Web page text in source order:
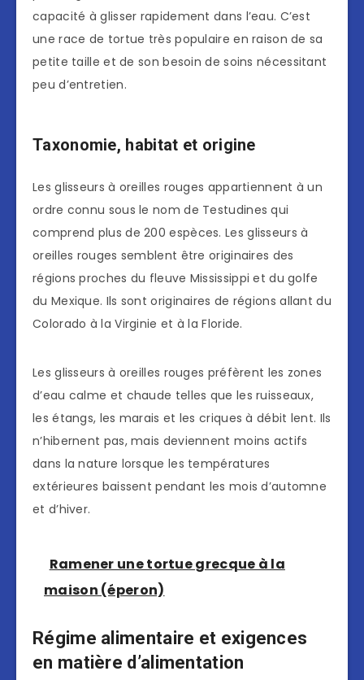
capacité à glisser rapidement dans l’eau. C’est
une race de tortue très populaire en raison de sa
petite taille et de son besoin de soins nécessitant
peu d’entretien.
Taxonomie, habitat et origine
Les glisseurs à oreilles rouges appartiennent à un
ordre connu sous le nom de Testudines qui
comprend plus de 200 espèces. Les glisseurs à
oreilles rouges semblent être originaires des
régions proches du fleuve Mississippi et du golfe
du Mexique. Ils sont originaires de régions allant du
Colorado à la Virginie et à la Floride.
Les glisseurs à oreilles rouges préfèrent les zones
d’eau calme et chaude telles que les ruisseaux,
les étangs, les marais et les criques à débit lent. Ils
n’hibernent pas, mais deviennent moins actifs
dans la nature lorsque les températures
extérieures baissent pendant les mois d’automne
et d’hiver.
Ramener une tortue grecque à la
maison (éperon)
Régime alimentaire et exigences
en matière d’alimentation